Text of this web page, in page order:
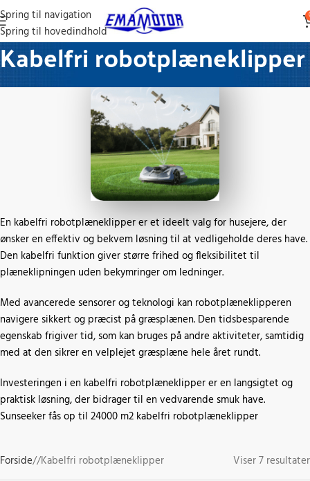
Spring til navigation
Spring til hovedindhold
Kabelfri robotplæneklipper
En kabelfri robotplæneklipper er et ideelt valg for husejere, der
ønsker en effektiv og bekvem løsning til at vedligeholde deres have.
Den kabelfri funktion giver større frihed og fleksibilitet til
plæneklipningen uden bekymringer om ledninger.
Med avancerede sensorer og teknologi kan robotplæneklipperen
navigere sikkert og præcist på græsplænen. Den tidsbesparende
egenskab frigiver tid, som kan bruges på andre aktiviteter, samtidig
med at den sikrer en velplejet græsplæne hele året rundt.
Investeringen i en kabelfri robotplæneklipper er en langsigtet og
praktisk løsning, der bidrager til en vedvarende smuk have.
Sunseeker fås op til 24000 m2 kabelfri robotplæneklipper
Forside/ Kabelfri robotplæneklipper
Viser 7 resultater